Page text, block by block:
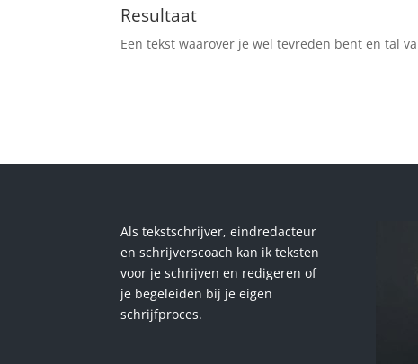
Resultaat
Een tekst waarover je wel tevreden bent en tal
Als tekstschrijver, eindredacteur
en schrijverscoach kan ik teksten
voor je schrijven en redigeren of
je begeleiden bij je eigen
schrijfproces.